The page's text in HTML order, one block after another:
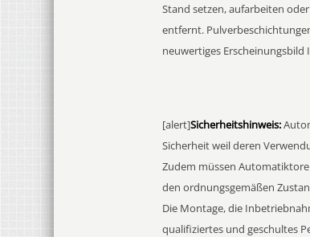
Stand setzen, aufarbeiten
entfernt.
neuwertiges Erscheinungsbild
[alert]Sicherheitshinweis:
Sicherheit weil deren
Zudem müssen
den ordnungsgemäßen
Die Montage, die
qualifiziertes und geschultes